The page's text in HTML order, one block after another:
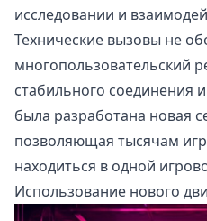
исследовании и
Технические вызовы не
многопользовательский
стабильного соединения
была разработана новая
позволяющая тысячам
находиться в одной
Использование нового